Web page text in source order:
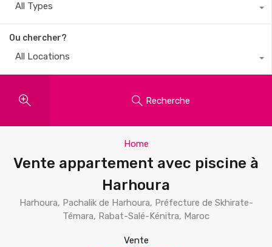
All Types
Ou chercher?
All Locations
Recherche
Home
Vente appartement avec piscine à
Harhoura
Harhoura, Pachalik de Harhoura, Préfecture de Skhirate-
Témara, Rabat-Salé-Kénitra, Maroc
Vente